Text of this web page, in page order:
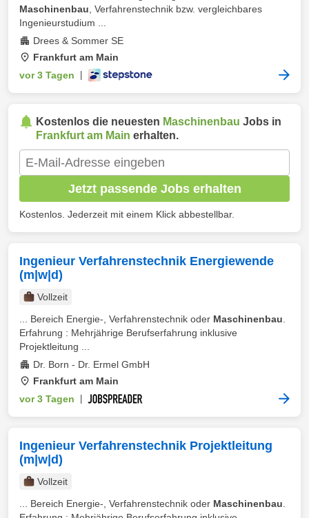
Maschinenbau , Verfahrenstechnik bzw. vergleichbares
Ingenieurstudium ...
Drees & Sommer SE
Frankfurt am Main
vor 3 Tagen
Kostenlos die neuesten Maschinenbau Jobs in
Frankfurt am Main erhalten.
Jetzt passende Jobs erhalten
Kostenlos. Jederzeit mit einem Klick abbestellbar.
Ingenieur Verfahrenstechnik Energiewende
(m|w|d)
Vollzeit
... Bereich Energie-, Verfahrenstechnik oder Maschinenbau
Erfahrung : Mehrjährige Berufserfahrung inklusive
Projektleitung ...
Dr. Born - Dr. Ermel GmbH
Frankfurt am Main
vor 3 Tagen
Ingenieur Verfahrenstechnik Projektleitung
(m|w|d)
Vollzeit
... Bereich Energie-, Verfahrenstechnik oder Maschinenbau